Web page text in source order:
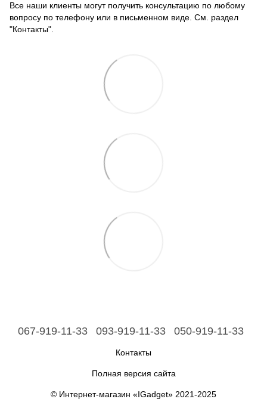
Все наши клиенты могут получить консультацию по любому
вопросу по телефону или в письменном виде. См. раздел
"Контакты".
067-919-11-33 093-919-11-33 050-919-11-33
Контакты
Полная версия сайта
© Интернет-магазин «IGadget» 2021-2025